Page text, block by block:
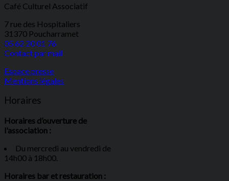
Café Culturel Associatif
7 rue des Hospitaliers
31370 Poucharramet
05 62 20 01 76
Contact par mail
Espace presse
Mentions légales
Horaires
Horaires d’ouverture de
l'association :
Du mercredi au vendredi de
14h00 à 18h00.
Horaires bar et restauration :